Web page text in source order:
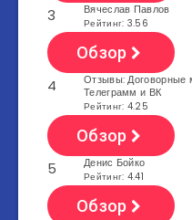
3
Вячеслав Павлов
Рейтинг: 3.56
Обзор
4
Отзывы: Договорные
Телеграмм и ВК
Рейтинг: 4.25
Обзор
5
Денис Бойко
Рейтинг: 4.41
Обзор